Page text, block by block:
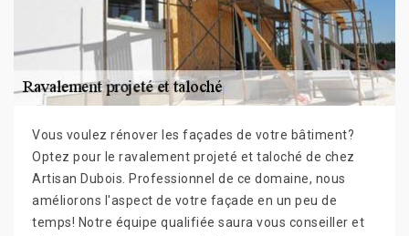
Vous voulez rénover les façades de votre bâtiment?
Optez pour le ravalement projeté et taloché de chez
Artisan Dubois. Professionnel de ce domaine, nous
améliorons l'aspect de votre façade en un peu de
temps! Notre équipe qualifiée saura vous conseiller et